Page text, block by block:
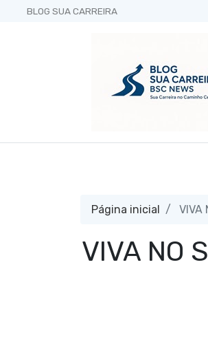
BLOG SUA CARREIRA
Página inicial VIVA
VIVA NO